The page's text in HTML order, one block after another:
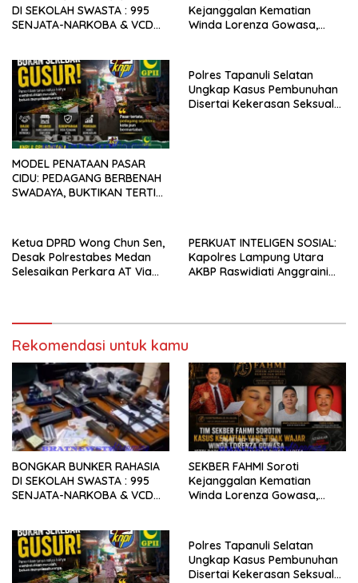
DI SEKOLAH SWASTA : 995
SENJATA-NARKOBA & VCD
Kejanggalan Kematian
Winda Lorenza Gowasa,
MODEL PENATAAN PASAR
CIDU: PEDAGANG BERBENAH
SWADAYA, BUKTIKAN TERTIB
Polres Tapanuli Selatan
Ungkap Kasus Pembunuhan
Disertai Kekerasan Seksual
Ketua DPRD Wong Chun Sen,
Desak Polrestabes Medan
Selesaikan Perkara AT Via
PERKUAT INTELIGEN SOSIAL:
Kapolres Lampung Utara
AKBP Raswidiati Anggraini
Rekomendasi untuk kamu
BONGKAR BUNKER RAHASIA
DI SEKOLAH SWASTA : 995
SENJATA-NARKOBA & VCD
SEKBER FAHMI Soroti
Kejanggalan Kematian
Winda Lorenza Gowasa,
Polres Tapanuli Selatan
Ungkap Kasus Pembunuhan
Disertai Kekerasan Seksual